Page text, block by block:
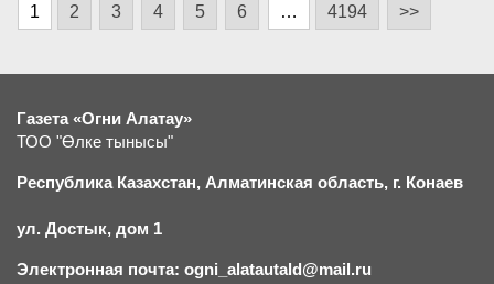
1 2 3 4 5 6 … 4194 >>
Газета «Огни Алатау»
ТОО "Өлке тынысы"
Республика Казахстан, Алматинская область, г. Конаев
ул. Достык, дом 1
Электронная почта: ogni_alatautald@mail.ru